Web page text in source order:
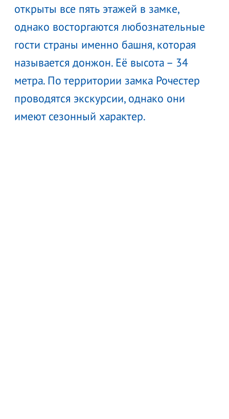
открыты все пять этажей в замке,
однако восторгаются любознательные
гости страны именно башня, которая
называется донжон. Её высота – 34
метра. По территории замка Рочестер
проводятся экскурсии, однако они
имеют сезонный характер.